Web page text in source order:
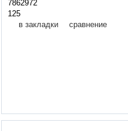
7862972
125
в закладки сравнение